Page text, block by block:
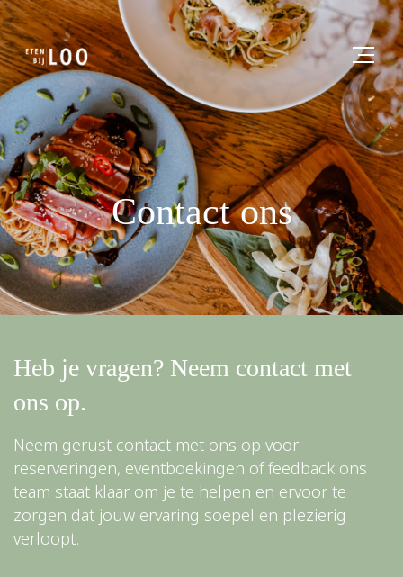
Contact ons
Heb je vragen? Neem contact met
ons op.
Neem gerust contact met ons op voor
reserveringen, eventboekingen of feedback ons
team staat klaar om je te helpen en ervoor te
zorgen dat jouw ervaring soepel en plezierig
verloopt.